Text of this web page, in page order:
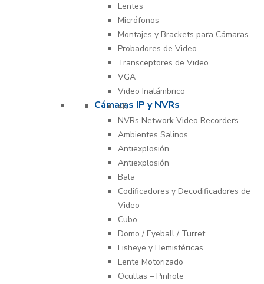
Lentes
Micrófonos
Montajes y Brackets para Cámaras
Probadores de Video
Transceptores de Video
VGA
Video Inalámbrico
Cámaras IP y NVRs
4K
NVRs Network Video Recorders
Ambientes Salinos
Antiexplosión
Antiexplosión
Bala
Codificadores y Decodificadores de
Video
Cubo
Domo / Eyeball / Turret
Fisheye y Hemisféricas
Lente Motorizado
Ocultas – Pinhole